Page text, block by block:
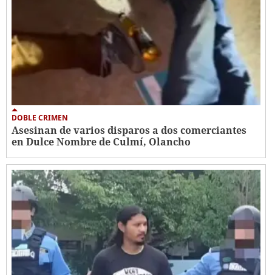
DOBLE CRIMEN
Asesinan de varios disparos a dos comerciantes
en Dulce Nombre de Culmí, Olancho